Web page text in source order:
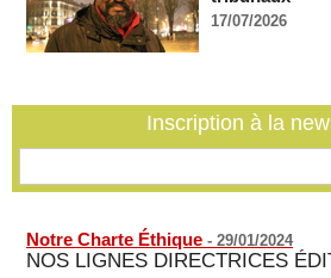
accès à leur client avant la prochaine
06/08/2026 -
06/08/2026 -
17/07/2026
Inscription à la
Notre Charte Éthique - 29/01/2024
NOS LIGNES DIRECTRICES